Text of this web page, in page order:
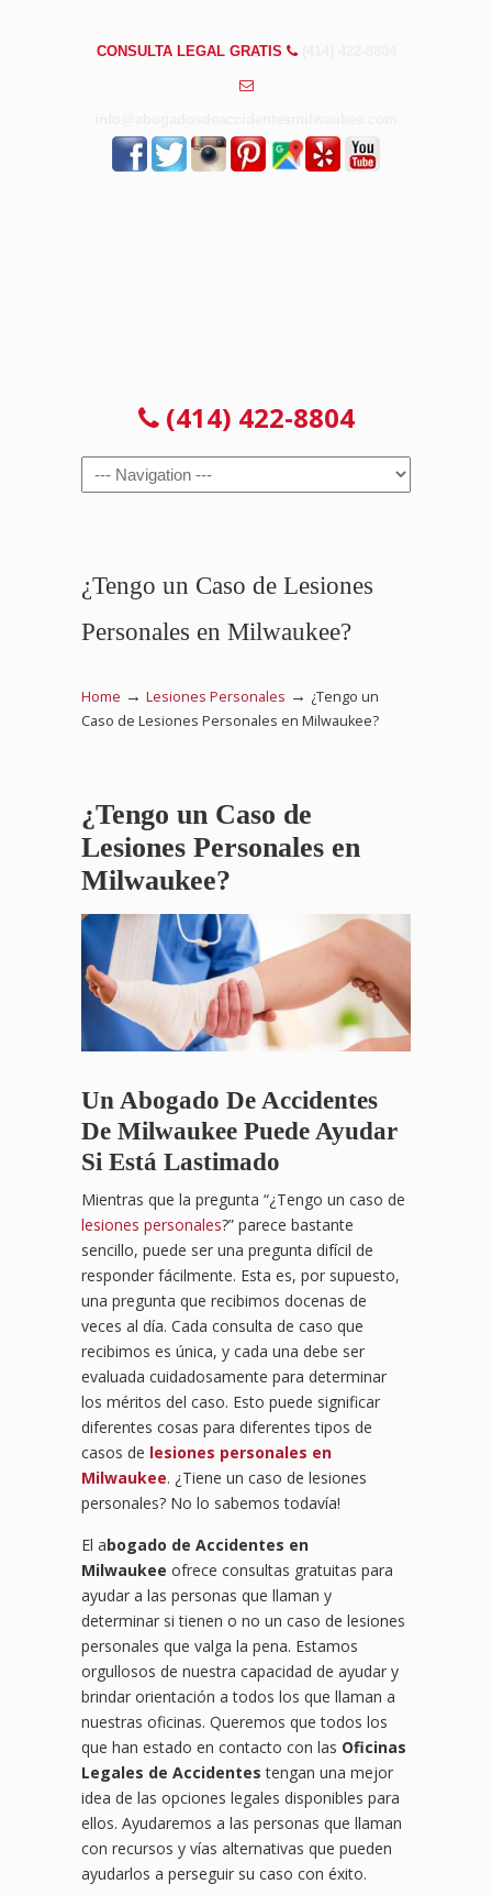
CONSULTA LEGAL GRATIS
(414) 422-8804
Navigation
¿Tengo un Caso de Lesiones
Personales en Milwaukee?
Home → Lesiones Personales → ¿Tengo un
Caso de Lesiones Personales en Milwaukee?
¿Tengo un Caso de
Lesiones Personales en
Milwaukee?
Un Abogado De Accidentes
De Milwaukee Puede Ayudar
Si Está Lastimado
Mientras que la pregunta “¿Tengo un caso de
lesiones personales?” parece bastante
sencillo, puede ser una pregunta difícil de
responder fácilmente. Esta es, por supuesto,
una pregunta que recibimos docenas de
veces al día. Cada consulta de caso que
recibimos es única, y cada una debe ser
evaluada cuidadosamente para determinar
los méritos del caso. Esto puede significar
diferentes cosas para diferentes tipos de
casos de lesiones personales en
Milwaukee. ¿Tiene un caso de lesiones
personales? No lo sabemos todavía!
El abogado de Accidentes en
Milwaukee ofrece consultas gratuitas para
ayudar a las personas que llaman y
determinar si tienen o no un caso de lesiones
personales que valga la pena. Estamos
orgullosos de nuestra capacidad de ayudar y
brindar orientación a todos los que llaman a
nuestras oficinas. Queremos que todos los
que han estado en contacto con las Oficinas
Legales de Accidentes tengan una mejor
idea de las opciones legales disponibles para
ellos. Ayudaremos a las personas que llaman
con recursos y vías alternativas que pueden
ayudarlos a perseguir su caso con éxito.